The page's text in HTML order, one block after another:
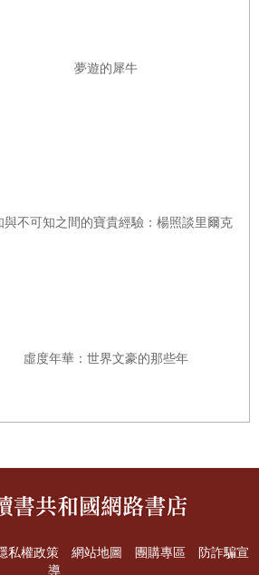
夢遊的犀牛
與不可知之間的寶貴經驗：楊照談里爾克
虛度年華：世界文豪的那些年
私權政策 網站地圖 團購專區
防詐騙宣
導